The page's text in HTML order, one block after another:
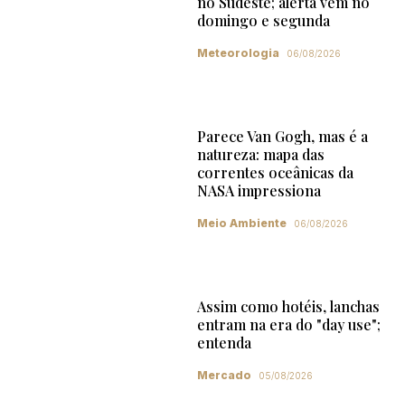
domingo e segunda
Meteorologia 06/08/2026
Parece Van Gogh, mas é a
natureza: mapa das
correntes oceânicas da
NASA impressiona
Meio Ambiente 06/08/2026
Assim como hotéis, lanchas
entram na era do "day use";
entenda
Mercado 05/08/2026